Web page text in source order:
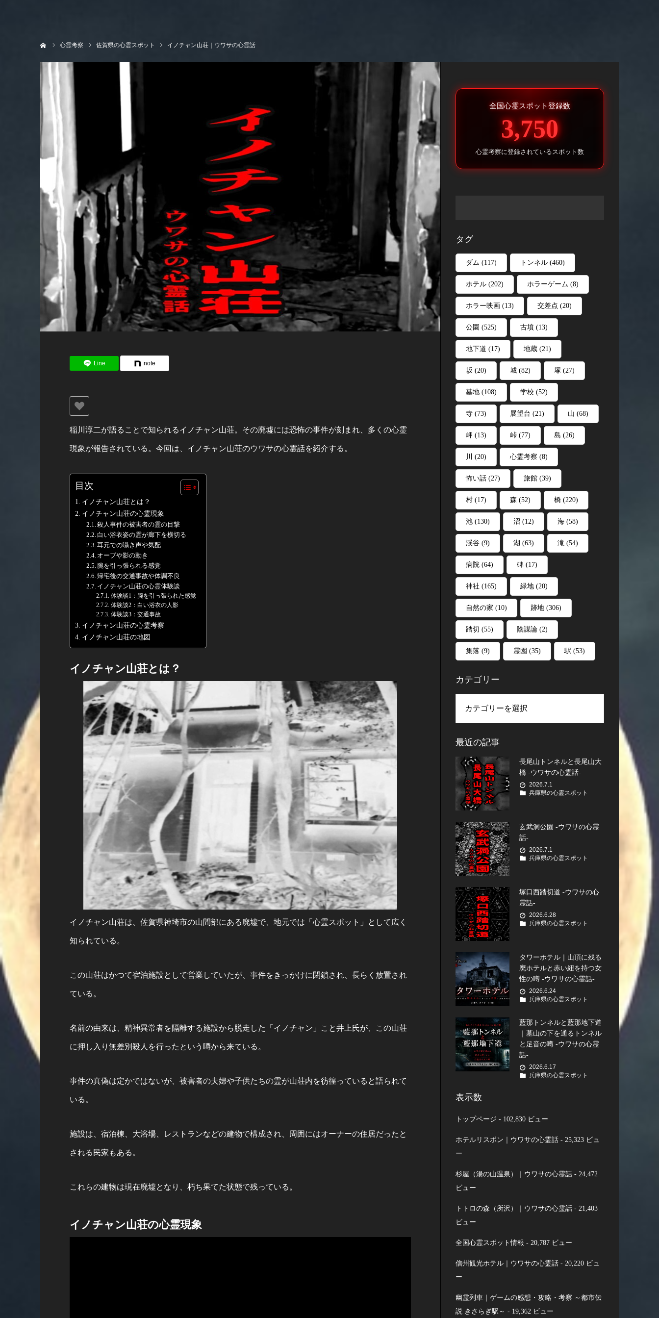
心霊考察 佐賀県の心霊スポット イノチャン山荘｜ウワサの心霊話
Line note
稲川淳二が語ることで知られるイノチャン山荘。その廃墟には恐怖の事件が刻まれ、多くの心霊
現象が報告されている。今回は、イノチャン山荘のウワサの心霊話を紹介する。
目次
イノチャン山荘とは？
イノチャン山荘の心霊現象
殺人事件の被害者の霊の目撃
白い浴衣姿の霊が廊下を横切る
耳元での囁き声や気配
オーブや影の動き
腕を引っ張られる感覚
帰宅後の交通事故や体調不良
イノチャン山荘の心霊体験談
体験談1：腕を引っ張られた感覚
体験談2：白い浴衣の人影
体験談3：交通事故
イノチャン山荘の心霊考察
イノチャン山荘の地図
イノチャン山荘とは？
イノチャン山荘は、佐賀県神埼市の山間部にある廃墟で、地元では「心霊スポット」として広く
知られている。
この山荘はかつて宿泊施設として営業していたが、事件をきっかけに閉鎖され、長らく放置され
ている。
名前の由来は、精神異常者を隔離する施設から脱走した「イノチャン」こと井上氏が、この山荘
に押し入り無差別殺人を行ったという噂から来ている。
事件の真偽は定かではないが、被害者の夫婦や子供たちの霊が山荘内を彷徨っていると語られて
いる。
施設は、宿泊棟、大浴場、レストランなどの建物で構成され、周囲にはオーナーの住居だったと
される民家もある。
これらの建物は現在廃墟となり、朽ち果てた状態で残っている。
イノチャン山荘の心霊現象
全国心霊スポット登録数
3,750
心霊考察に登録されているスポット数
タグ
ダム (117) トンネル (460)
ホテル (202) ホラーゲーム (8)
ホラー映画 (13) 交差点 (20)
公園 (525) 古墳 (13)
地下道 (17) 地蔵 (21)
坂 (20) 城 (82) 塚 (27)
墓地 (108) 学校 (52)
寺 (73) 展望台 (21) 山 (68)
岬 (13) 峠 (77) 島 (26)
川 (20) 心霊考察 (8)
怖い話 (27) 旅館 (39)
村 (17) 森 (52) 橋 (220)
池 (130) 沼 (12) 海 (58)
渓谷 (9) 湖 (63) 滝 (54)
病院 (64) 碑 (17)
神社 (165) 緑地 (20)
自然の家 (10) 跡地 (306)
踏切 (55) 陰謀論 (2)
集落 (9) 霊園 (35) 駅 (53)
カテゴリー
最近の記事
長尾山トンネルと長尾山大
橋 -ウワサの心霊話-
2026.7.1
兵庫県の心霊スポット
玄武洞公園 -ウワサの心霊
話-
2026.7.1
兵庫県の心霊スポット
塚口西踏切道 -ウワサの心
霊話-
2026.6.28
兵庫県の心霊スポット
タワーホテル｜山頂に残る
廃ホテルと赤い紐を持つ女
性の噂 -ウワサの心霊話-
2026.6.24
兵庫県の心霊スポット
藍那トンネルと藍那地下道
｜墓山の下を通るトンネル
と足音の噂 -ウワサの心霊
話-
2026.6.17
兵庫県の心霊スポット
表示数
トップページ - 102,830 ビュー
ホテルリスボン｜ウワサの心霊話 - 25,323 ビュ
ー
杉屋（湯の山温泉）｜ウワサの心霊話 - 24,472
ビュー
トトロの森（所沢）｜ウワサの心霊話 - 21,403
ビュー
全国心霊スポット情報 - 20,787 ビュー
信州観光ホテル｜ウワサの心霊話 - 20,220 ビュ
ー
幽霊列車｜ゲームの感想・攻略・考察 ～都市伝
説 きさらぎ駅～ - 19,362 ビュー